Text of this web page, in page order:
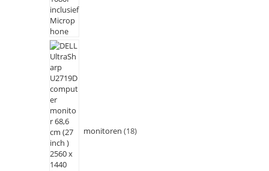
monitoren 18